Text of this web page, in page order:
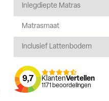
Inlegdiepte Matras
Matrasmaat
Inclusief Lattenbodem
9,7 KlantenVertellen
1171 beoordelingen